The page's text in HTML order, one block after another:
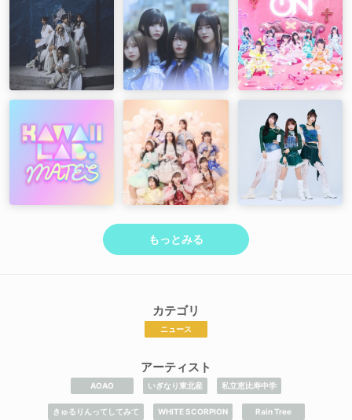
もっとみる
カテゴリ
ニュース
アーティスト
AOAO いぎなり東北産 私立恵比寿中学
きゅるりんってしてみて WHITE SCORPION Rain Tree